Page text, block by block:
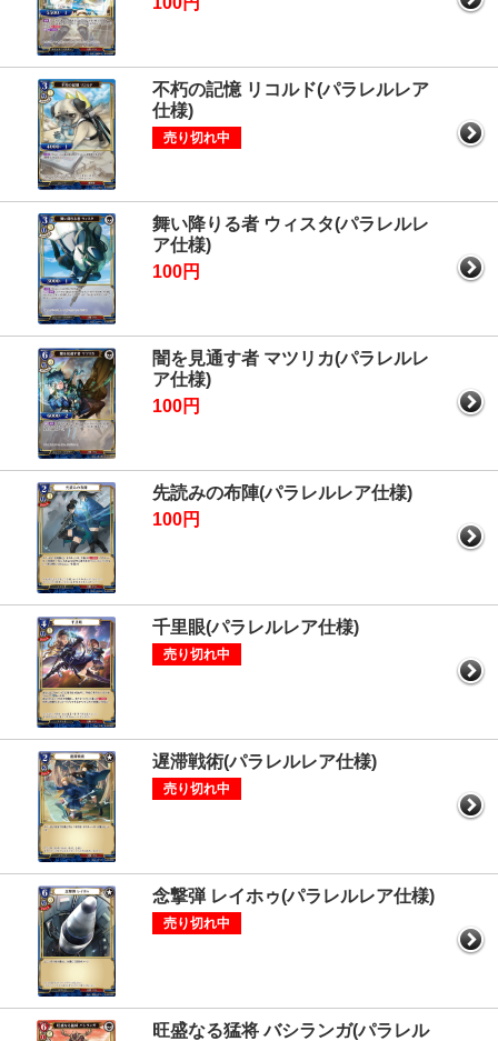
不朽の記憶 リコルド(パラレルレア
仕様)
売り切れ中
舞い降りる者 ウィスタ(パラレルレ
ア仕様)
100円
闇を見通す者 マツリカ(パラレルレ
ア仕様)
100円
先読みの布陣(パラレルレア仕様)
100円
千里眼(パラレルレア仕様)
売り切れ中
遅滞戦術(パラレルレア仕様)
売り切れ中
念撃弾 レイホゥ(パラレルレア仕様)
売り切れ中
旺盛なる猛将 バシランガ(パラレル